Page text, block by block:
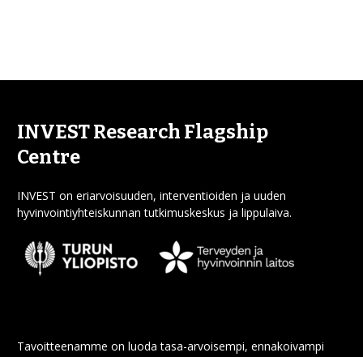
INVEST Research Flagship
Centre
INVEST on eriarvoisuuden, interventioiden ja uuden
hyvinvointiyhteiskunnan tutkimuskeskus ja lippulaiva.
Tavoitteenamme on luoda tasa-arvoisempi, ennakoivampi